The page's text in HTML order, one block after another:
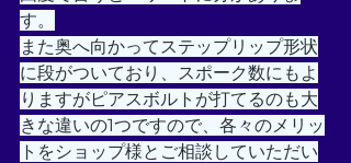
す。
また奥へ向かってステップリップ形状
に段がついており、スポーク数にもよ
りますがピアスボルトが打てるのも大
きな違いの1つですので、各々のメリッ
トをショップ様とご相談していただい